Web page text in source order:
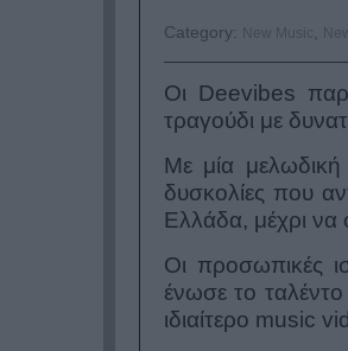
Category: New Music ,
Οι Deevibes
τραγούδι με
Με μία
δυσκολίες που
Ελλάδα, μέχρι να
Οι προσωπικές
ένωσε το
ιδιαίτερο music